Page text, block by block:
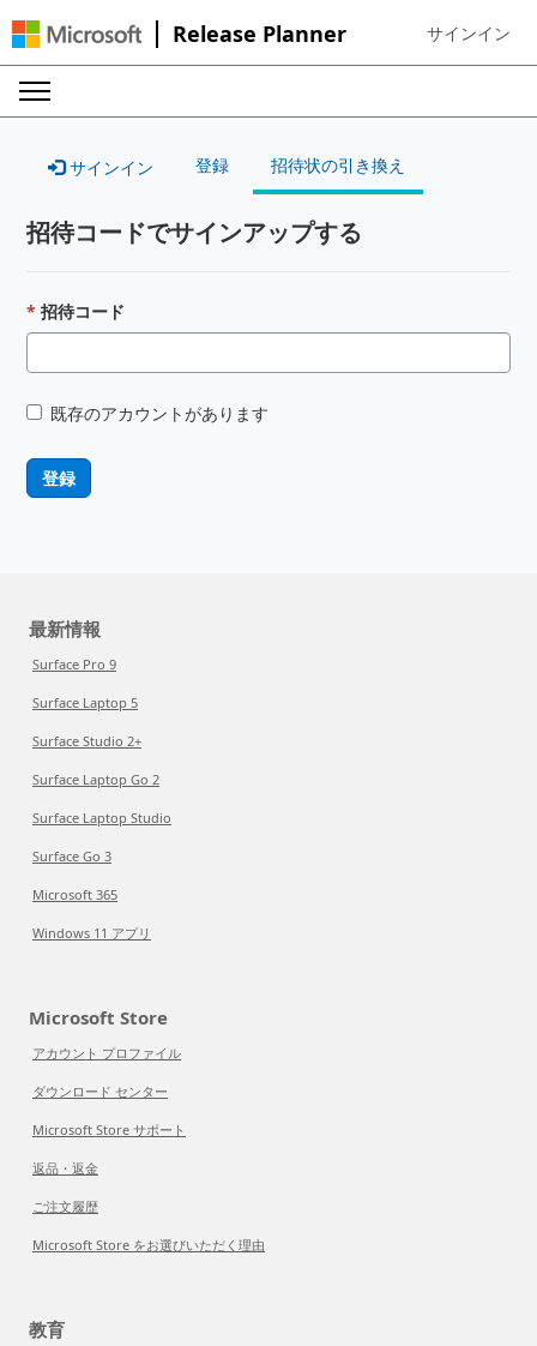
Release Planner Sign in to
サインイン
サインイン 登録 招待状の引き換え
招待コードでサインアップする
招待コード
既存のアカウントがあります
登録
最新情報
Surface Pro 9
Surface Laptop 5
Surface Studio 2+
Surface Laptop Go 2
Surface Laptop Studio
Surface Go 3
Microsoft 365
Windows 11 アプリ
Microsoft Store
アカウント プロファイル
ダウンロード センター
Microsoft Store サポート
返品・返金
ご注文履歴
Microsoft Store をお選びいただく理由
教育